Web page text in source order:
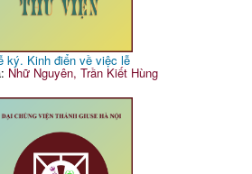
ký. Kinh điển về việc lễ
Nhữ Nguyên, Trần Kiết Hùng